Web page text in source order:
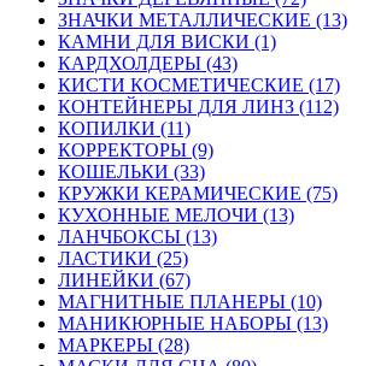
ЗНАЧКИ МЕТАЛЛИЧЕСКИЕ (13)
КАМНИ ДЛЯ ВИСКИ (1)
КАРДХОЛДЕРЫ (43)
КИСТИ КОСМЕТИЧЕСКИЕ (17)
КОНТЕЙНЕРЫ ДЛЯ ЛИНЗ (112)
КОПИЛКИ (11)
КОРРЕКТОРЫ (9)
КОШЕЛЬКИ (33)
КРУЖКИ КЕРАМИЧЕСКИЕ (75)
КУХОННЫЕ МЕЛОЧИ (13)
ЛАНЧБОКСЫ (13)
ЛАСТИКИ (25)
ЛИНЕЙКИ (67)
МАГНИТНЫЕ ПЛАНЕРЫ (10)
МАНИКЮРНЫЕ НАБОРЫ (13)
МАРКЕРЫ (28)